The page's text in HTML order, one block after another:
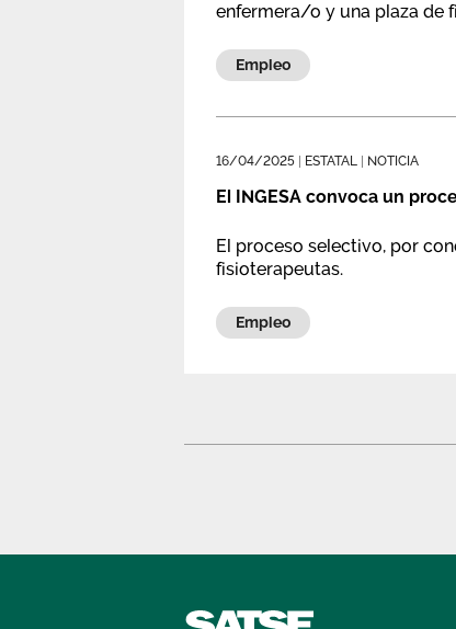
enfermera/o y una plaza de
Empleo
16/04/2025 ESTATAL NOTICIA
El INGESA convoca un
El proceso selectivo, por
fisioterapeutas.
Empleo